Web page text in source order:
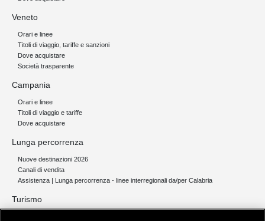
Veneto
Orari e linee
Titoli di viaggio, tariffe e sanzioni
Dove acquistare
Società trasparente
Campania
Orari e linee
Titoli di viaggio e tariffe
Dove acquistare
Lunga percorrenza
Nuove destinazioni 2026
Canali di vendita
Assistenza | Lunga percorrenza - linee interregionali da/per Calabria
Turismo